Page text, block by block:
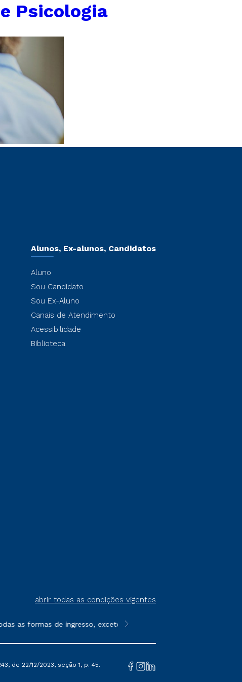
Psicologia
Alunos, Ex-alunos, Candidatos
Aluno
Sou Candidato
Sou Ex-Aluno
Canais de Atendimento
Acessibilidade
Biblioteca
abrir todas as condições vigentes
formas de ingresso, exceto na prova on-line ou agendada,
**Semipresencial é um formato do
de 22/12/2023, seção 1, p. 45.